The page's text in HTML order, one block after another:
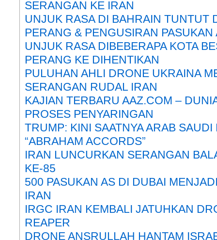
SERANGAN KE IRAN
UNJUK RASA DI BAHRAIN TUNTUT
PERANG & PENGUSIRAN PASUKAN
UNJUK RASA DIBEBERAPA KOTA
PERANG KE DIHENTIKAN
PULUHAN AHLI DRONE UKRAINA
SERANGAN RUDAL IRAN
KAJIAN TERBARU AAZ.COM –
PROSES PENYARINGAN
TRUMP: KINI SAATNYA ARAB
“ABRAHAM ACCORDS”
IRAN LUNCURKAN SERANGAN
KE-85
500 PASUKAN AS DI DUBAI
IRAN
IRGC IRAN KEMBALI JATUHKAN
REAPER
DRONE ANSRULLAH HANTAM